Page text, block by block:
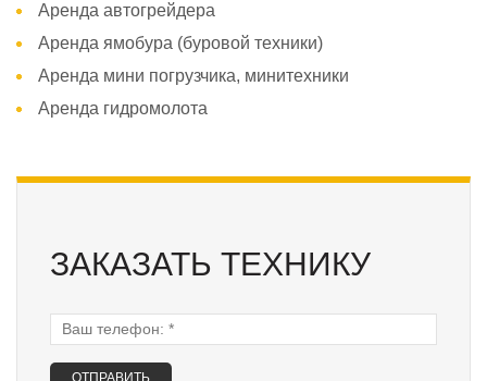
Аренда автогрейдера
Аренда ямобура (буровой техники)
Аренда мини погрузчика, минитехники
Аренда гидромолота
ЗАКАЗАТЬ ТЕХНИКУ
Ваш телефон: